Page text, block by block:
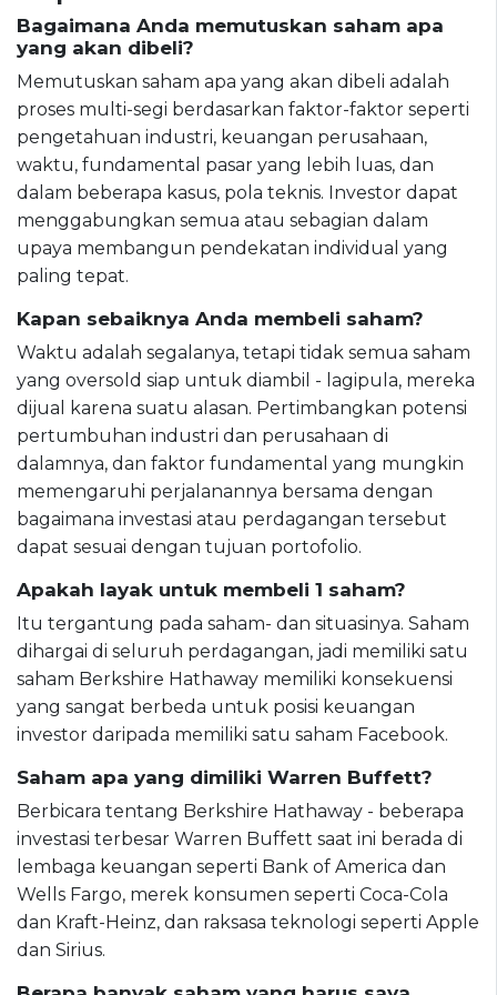
Bagaimana Anda memutuskan saham apa
yang akan dibeli?
Memutuskan saham apa yang akan dibeli adalah
proses multi-segi berdasarkan faktor-faktor seperti
pengetahuan industri, keuangan perusahaan,
waktu, fundamental pasar yang lebih luas, dan
dalam beberapa kasus, pola teknis. Investor dapat
menggabungkan semua atau sebagian dalam
upaya membangun pendekatan individual yang
paling tepat.
Kapan sebaiknya Anda membeli saham?
Waktu adalah segalanya, tetapi tidak semua saham
yang oversold siap untuk diambil - lagipula, mereka
dijual karena suatu alasan. Pertimbangkan potensi
pertumbuhan industri dan perusahaan di
dalamnya, dan faktor fundamental yang mungkin
memengaruhi perjalanannya bersama dengan
bagaimana investasi atau perdagangan tersebut
dapat sesuai dengan tujuan portofolio.
Apakah layak untuk membeli 1 saham?
Itu tergantung pada saham- dan situasinya. Saham
dihargai di seluruh perdagangan, jadi memiliki satu
saham Berkshire Hathaway memiliki konsekuensi
yang sangat berbeda untuk posisi keuangan
investor daripada memiliki satu saham Facebook.
Saham apa yang dimiliki Warren Buffett?
Berbicara tentang Berkshire Hathaway - beberapa
investasi terbesar Warren Buffett saat ini berada di
lembaga keuangan seperti Bank of America dan
Wells Fargo, merek konsumen seperti Coca-Cola
dan Kraft-Heinz, dan raksasa teknologi seperti Apple
dan Sirius.